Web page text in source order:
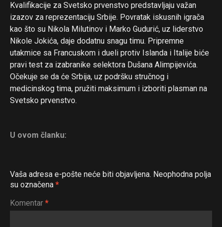
Kvalifikacije za Svetsko prvenstvo predstavljaju važan
izazov za reprezentaciju Srbije. Povratak iskusnih igrača
kao što su Nikola Milutinov i Marko Gudurić, uz liderstvo
Nikole Jokića, daje dodatnu snagu timu. Pripremne
utakmice sa Francuskom i dueli protiv Islanda i Italije biće
pravi test za izabranike selektora Dušana Alimpijevića.
Očekuje se da će Srbija, uz podršku stručnog i
medicinskog tima, pružiti maksimum i izboriti plasman na
Svetsko prvenstvo.
U ovom članku:
Vaša adresa e-pošte neće biti objavljena. Neophodna polja
su označena *
Komentar *